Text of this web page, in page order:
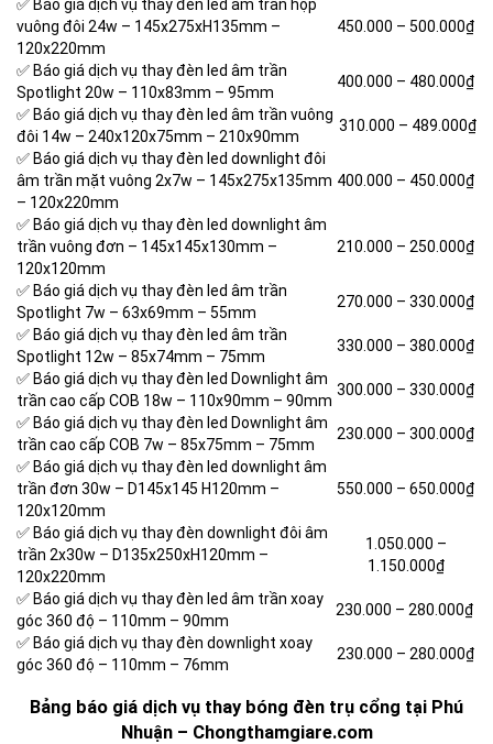
✅ Báo giá dịch vụ thay đèn led âm trần hộp
vuông đôi 24w – 145x275xH135mm –
120x220mm
450.000 – 500.000₫
✅ Báo giá dịch vụ thay đèn led âm trần
Spotlight 20w – 110x83mm – 95mm
400.000 – 480.000₫
✅ Báo giá dịch vụ thay đèn led âm trần vuông
đôi 14w – 240x120x75mm – 210x90mm
310.000 – 489.000₫
✅ Báo giá dịch vụ thay đèn led downlight đôi
âm trần mặt vuông 2x7w – 145x275x135mm
– 120x220mm
400.000 – 450.000₫
✅ Báo giá dịch vụ thay đèn led downlight âm
trần vuông đơn – 145x145x130mm –
120x120mm
210.000 – 250.000₫
✅ Báo giá dịch vụ thay đèn led âm trần
Spotlight 7w – 63x69mm – 55mm
270.000 – 330.000₫
✅ Báo giá dịch vụ thay đèn led âm trần
Spotlight 12w – 85x74mm – 75mm
330.000 – 380.000₫
✅ Báo giá dịch vụ thay đèn led Downlight âm
trần cao cấp COB 18w – 110x90mm – 90mm
300.000 – 330.000₫
✅ Báo giá dịch vụ thay đèn led Downlight âm
trần cao cấp COB 7w – 85x75mm – 75mm
230.000 – 300.000₫
✅ Báo giá dịch vụ thay đèn led downlight âm
trần đơn 30w – D145x145 H120mm –
120x120mm
550.000 – 650.000₫
✅ Báo giá dịch vụ thay đèn downlight đôi âm
trần 2x30w – D135x250xH120mm –
120x220mm
1.050.000 –
1.150.000₫
✅ Báo giá dịch vụ thay đèn led âm trần xoay
góc 360 độ – 110mm – 90mm
230.000 – 280.000₫
✅ Báo giá dịch vụ thay đèn downlight xoay
góc 360 độ – 110mm – 76mm
230.000 – 280.000₫
Bảng báo giá dịch vụ thay bóng đèn trụ cổng tại Phú
Nhuận – Chongthamgiare.com